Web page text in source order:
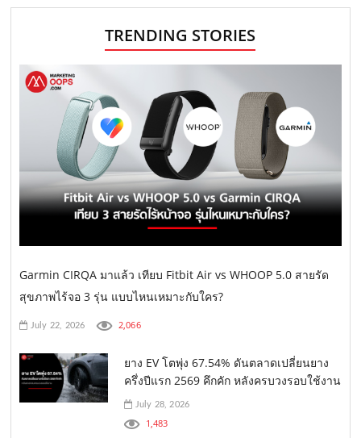
TRENDING STORIES
Garmin CIRQA มาแล้ว เทียบ Fitbit Air vs WHOOP 5.0 สายรัด
สุขภาพไร้จอ 3 รุ่น แบบไหนเหมาะกับใคร?
July 22, 2026 2,066
ยาง EV โตพุ่ง 67.54% ดันตลาดเปลี่ยนยาง
ครึ่งปีแรก 2569 คึกคัก หลังครบวงรอบใช้งาน
July 28, 2026
1,483